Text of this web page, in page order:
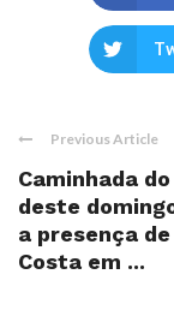
Previous Article
Caminhada do
deste
a presença de
Costa em ...